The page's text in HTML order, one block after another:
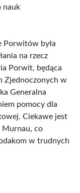
nauk
Porwitów była
na rzecz
Porwit, będąca
Zjednoczonych w
Generalna
pomocy dla
Ciekawe jest
Murnau, co
w trudnych